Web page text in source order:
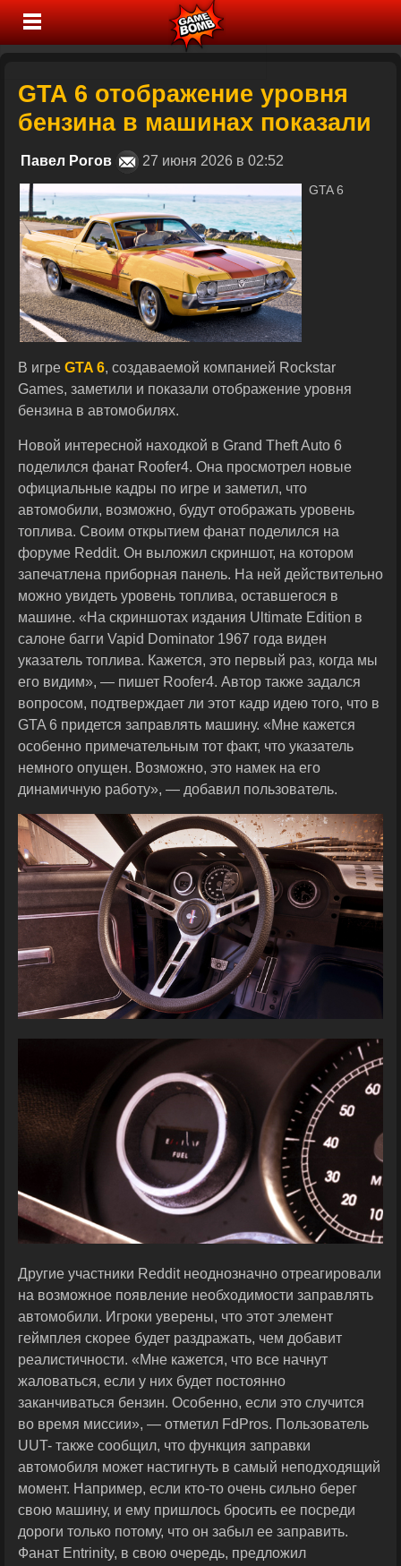
GTA 6 отображение уровня
бензина в машинах показали
Павел Рогов 27 июня 2026 в 02:52
GTA 6
В игре GTA 6, создаваемой компанией Rockstar
Games, заметили и показали отображение уровня
бензина в автомобилях.
Новой интересной находкой в Grand Theft Auto 6
поделился фанат Roofer4. Она просмотрел новые
официальные кадры по игре и заметил, что
автомобили, возможно, будут отображать уровень
топлива. Своим открытием фанат поделился на
форуме Reddit. Он выложил скриншот, на котором
запечатлена приборная панель. На ней действительно
можно увидеть уровень топлива, оставшегося в
машине. «На скриншотах издания Ultimate Edition в
салоне багги Vapid Dominator 1967 года виден
указатель топлива. Кажется, это первый раз, когда мы
его видим», — пишет Roofer4. Автор также задался
вопросом, подтверждает ли этот кадр идею того, что в
GTA 6 придется заправлять машину. «Мне кажется
особенно примечательным тот факт, что указатель
немного опущен. Возможно, это намек на его
динамичную работу», — добавил пользователь.
Другие участники Reddit неоднозначно отреагировали
на возможное появление необходимости заправлять
автомобили. Игроки уверены, что этот элемент
геймплея скорее будет раздражать, чем добавит
реалистичности. «Мне кажется, что все начнут
жаловаться, если у них будет постоянно
заканчиваться бензин. Особенно, если это случится
во время миссии», — отметил FdPros. Пользователь
UUT- также сообщил, что функция заправки
автомобиля может настигнуть в самый неподходящий
момент. Например, если кто-то очень сильно берег
свою машину, и ему пришлось бросить ее посреди
дороги только потому, что он забыл ее заправить.
Фанат Entrinity, в свою очередь, предложил